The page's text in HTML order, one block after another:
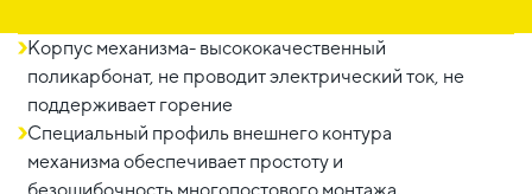
Корпус механизма- высококачественный
поликарбонат, не проводит электрический ток, не
поддерживает горение
Специальный профиль внешнего контура
механизма обеспечивает простоту и